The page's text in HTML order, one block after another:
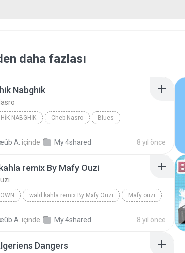
daha fazlası
Nabghik
NABGHIK Cheb Nasro Blues
A. içinde My 4shared 8 yıl önce
remix By Mafy Ouzi
wald kahla remix By Mafy Ouzi Mafy ouzi
A. içinde My 4shared 8 yıl önce
Dangers